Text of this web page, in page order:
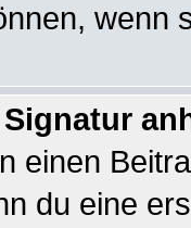
wenn
einen
du eine